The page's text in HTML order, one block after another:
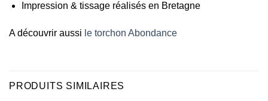
Impression & tissage réalisés en Bretagne
A découvrir aussi le torchon Abondance
PRODUITS SIMILAIRES